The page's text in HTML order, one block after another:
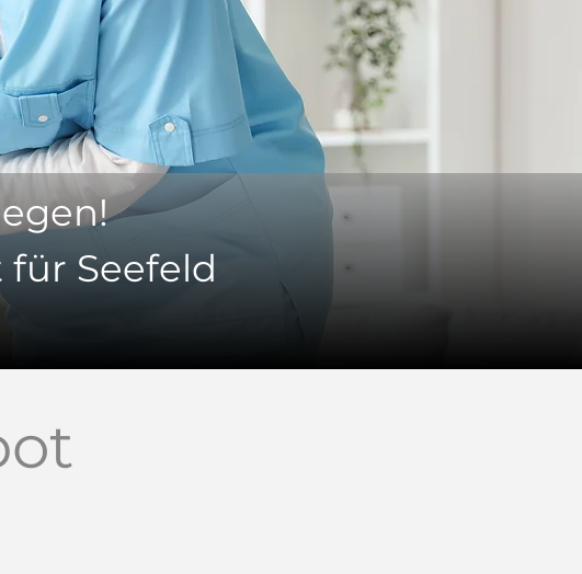
Seefeld